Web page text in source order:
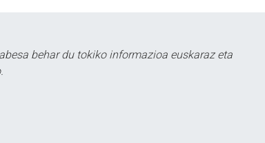
behar du tokiko informazioa euskaraz eta